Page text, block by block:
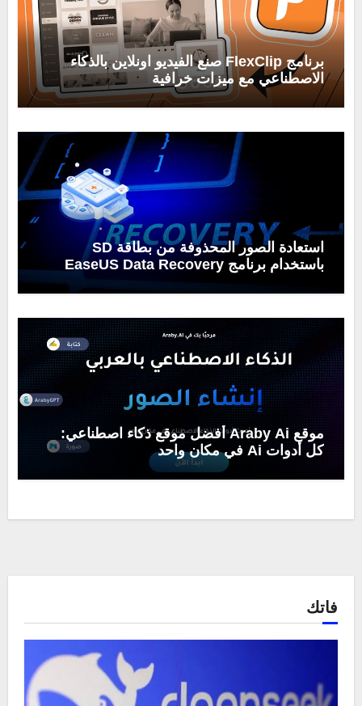
برنامج FlexClip صنع الفيديو اونلاين بالذكاء
الاصطناعي مع ميزات خرافية
استعادة الصور المحذوفة من بطاقة SD
باستخدام برنامج EaseUS Data Recovery
موقع Araby Ai أفضل موقع ذكاء اصطناعي:
كل أدوات Ai في مكان واحد
فاتك